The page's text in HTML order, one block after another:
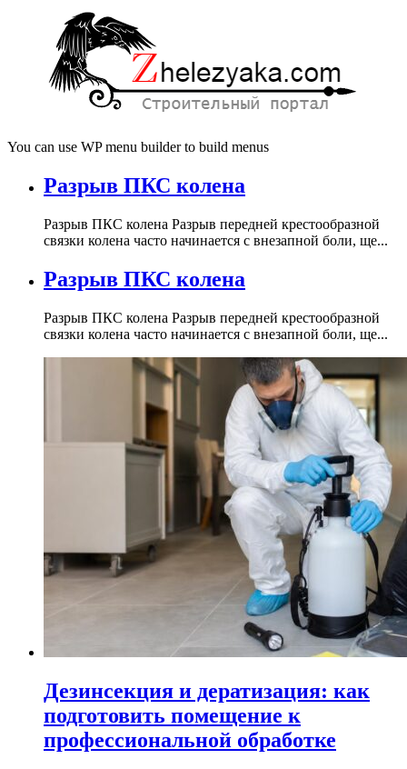
You can use WP menu builder to build menus
Разрыв ПКС колена
Разрыв ПКС колена Разрыв передней крестообразной
связки колена часто начинается с внезапной боли, ще...
Разрыв ПКС колена
Разрыв ПКС колена Разрыв передней крестообразной
связки колена часто начинается с внезапной боли, ще...
Дезинсекция и дератизация: как
подготовить помещение к
профессиональной обработке